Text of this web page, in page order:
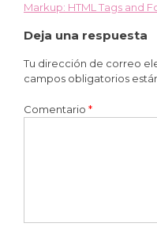
de
entradas
Markup: HTML Tags and
Deja una respuesta
Tu dirección de correo
campos obligatorios
Comentario *